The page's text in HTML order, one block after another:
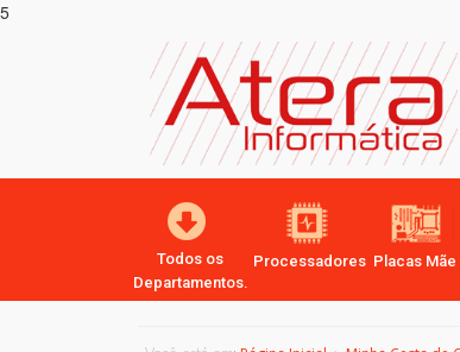
5
Todos os
Departamentos.
Processadores Placas Mãe